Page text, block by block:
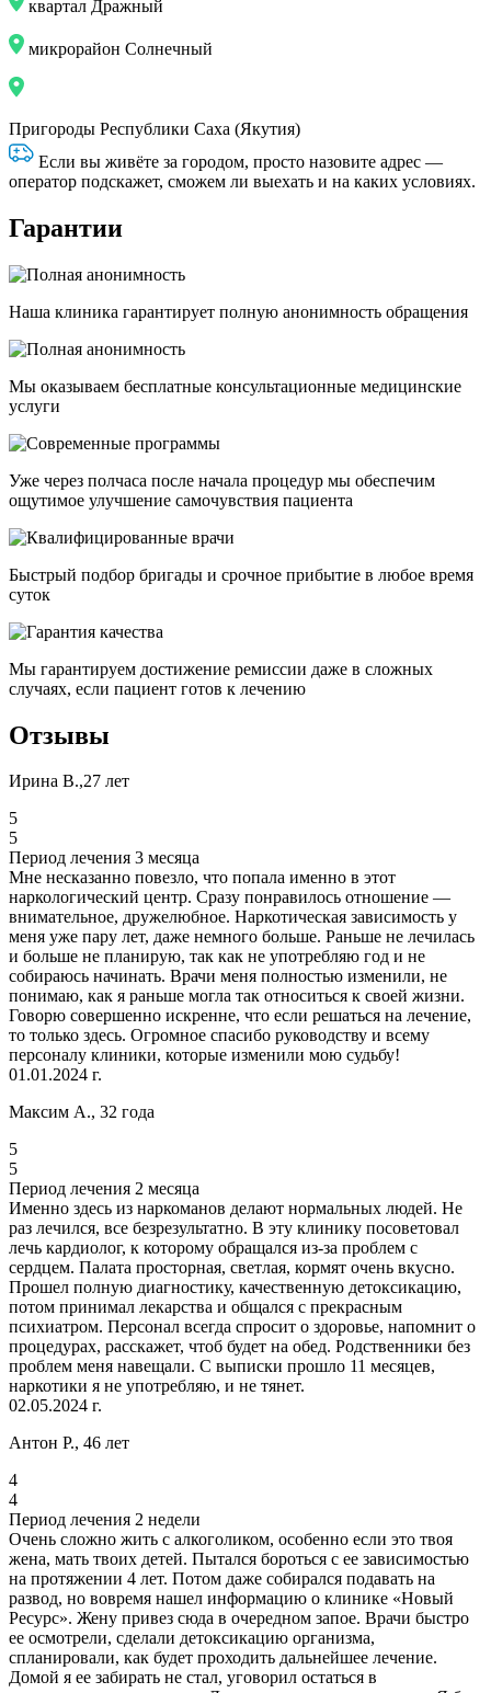
квартал Дражный
микрорайон Солнечный
Пригороды Республики Саха (Якутия)
Если вы живёте за городом, просто назовите адрес —
оператор подскажет, сможем ли выехать и на каких условиях.
Гарантии
Наша клиника гарантирует полную анонимность обращения
Мы оказываем бесплатные консультационные медицинские
услуги
Уже через полчаса после начала процедур мы обеспечим
ощутимое улучшение самочувствия пациента
Быстрый подбор бригады и срочное прибытие в любое время
суток
Мы гарантируем достижение ремиссии даже в сложных
случаях, если пациент готов к лечению
Отзывы
Ирина В.,27 лет
5
5
Период лечения 3 месяца
Мне несказанно повезло, что попала именно в этот
наркологический центр. Сразу понравилось отношение —
внимательное, дружелюбное. Наркотическая зависимость у
меня уже пару лет, даже немного больше. Раньше не лечилась
и больше не планирую, так как не употребляю год и не
собираюсь начинать. Врачи меня полностью изменили, не
понимаю, как я раньше могла так относиться к своей жизни.
Говорю совершенно искренне, что если решаться на лечение,
то только здесь. Огромное спасибо руководству и всему
персоналу клиники, которые изменили мою судьбу!
01.01.2024 г.
Максим А., 32 года
5
5
Период лечения 2 месяца
Именно здесь из наркоманов делают нормальных людей. Не
раз лечился, все безрезультатно. В эту клинику посоветовал
лечь кардиолог, к которому обращался из-за проблем с
сердцем. Палата просторная, светлая, кормят очень вкусно.
Прошел полную диагностику, качественную детоксикацию,
потом принимал лекарства и общался с прекрасным
психиатром. Персонал всегда спросит о здоровье, напомнит о
процедурах, расскажет, чтоб будет на обед. Родственники без
проблем меня навещали. С выписки прошло 11 месяцев,
наркотики я не употребляю, и не тянет.
02.05.2024 г.
Антон Р., 46 лет
4
4
Период лечения 2 недели
Очень сложно жить с алкоголиком, особенно если это твоя
жена, мать твоих детей. Пытался бороться с ее зависимостью
на протяжении 4 лет. Потом даже собирался подавать на
развод, но вовремя нашел информацию о клинике «Новый
Ресурс». Жену привез сюда в очередном запое. Врачи быстро
ее осмотрели, сделали детоксикацию организма,
спланировали, как будет проходить дальнейшее лечение.
Домой я ее забирать не стал, уговорил остаться в